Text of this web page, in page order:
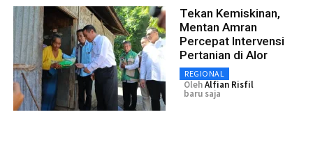
Tekan Kemiskinan,
Mentan Amran
Percepat Intervensi
Pertanian di Alor
REGIONAL
OlehAlfian Risfil
baru saja